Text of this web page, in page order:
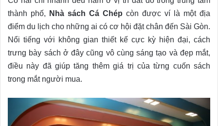
thành phố,
Nhà sách Cá Chép còn được ví là một địa
điểm du lịch cho những ai có cơ hội đặt chân đến Sài Gòn.
Nổi tiếng với không gian thiết kế cực kỳ hiện đại, cách
trưng bày sách ở đây cũng vô cùng sáng tạo và đẹp mắt,
điều này đã giúp tăng thêm giá trị của từng cuốn sách
trong mắt người mua.